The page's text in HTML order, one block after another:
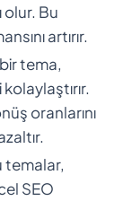
olur. Bu
artırır.
tema,
oranlarını
temalar,
SEO